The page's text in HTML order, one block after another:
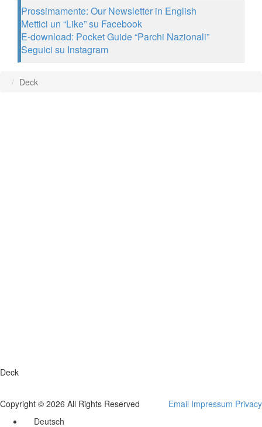
Prossimamente: Our Newsletter in English
Mettici un “Like” su Facebook
E-download: Pocket Guide “Parchi Nazionali”
Seguici su Instagram
Deck
Deck
Copyright © 2026 All Rights Reserved Email Impressum Privacy
Deutsch